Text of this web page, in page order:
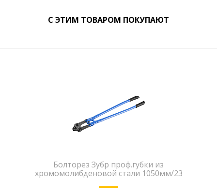
С ЭТИМ ТОВАРОМ ПОКУПАЮТ
Болторез Зубр проф.губки из
хромомолибденовой стали 1050мм/23